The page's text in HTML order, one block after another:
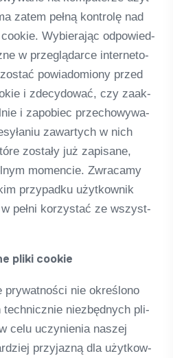
zatem pełną kon­trolę nad
Wybier­ając odpo­wied­
w prze­gląd­arce inter­neto­
powia­do­miony przed
i zde­cy­do­wać, czy zaak­
i zapo­biec prz­echo­wy­wa­
zawar­tych w nich
zostały już zapi­sane,
momen­cie. Zwra­camy
przy­padku użyt­kow­nik
pełni kor­zystać ze wszyst­
pliki coo­kie
pry­wat­ności nie okreś­lono
tech­nicz­nie niez­będ­nych pli­
celu uczy­ni­enia nas­zej
przy­jazną dla użyt­kow­